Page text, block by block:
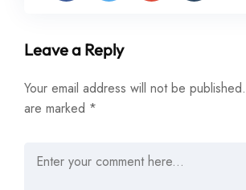
Leave a Reply
Your email address will not be published.
are marked *